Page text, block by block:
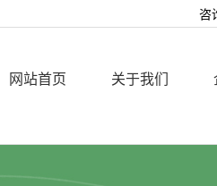
咨
网站首页 关于我们